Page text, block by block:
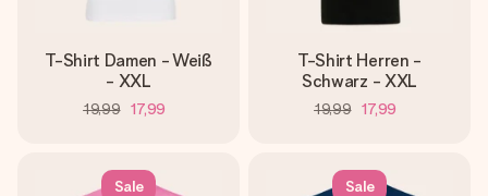
T-Shirt Damen - Weiß
- XXL
19,99 17,99
T-Shirt Herren -
Schwarz - XXL
19,99 17,99
Sale Sale